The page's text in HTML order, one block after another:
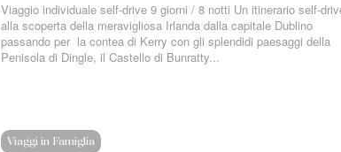
Viaggio individuale self-drive 9 giorni / 8 notti Un itinerario self-
alla scoperta della meravigliosa Irlanda dalla capitale Dublino
passando per la contea di Kerry con gli splendidi paesaggi della
Penisola di Dingle, il Castello di Bunratty...
Viaggi in Famiglia